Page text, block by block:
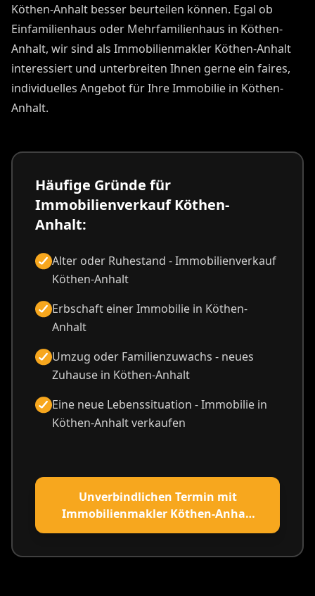
Köthen-Anhalt besser beurteilen können. Egal ob
Einfamilienhaus oder Mehrfamilienhaus in Köthen-
Anhalt, wir sind als Immobilienmakler Köthen-Anhalt
interessiert und unterbreiten Ihnen gerne ein faires,
individuelles Angebot für Ihre Immobilie in Köthen-
Anhalt.
Häufige Gründe für
Immobilienverkauf Köthen-
Anhalt:
Alter oder Ruhestand - Immobilienverkauf
Köthen-Anhalt
Erbschaft einer Immobilie in Köthen-
Anhalt
Umzug oder Familienzuwachs - neues
Zuhause in Köthen-Anhalt
Eine neue Lebenssituation - Immobilie in
Köthen-Anhalt verkaufen
Unverbindlichen Termin mit
Immobilienmakler Köthen-Anhalt
vereinbaren